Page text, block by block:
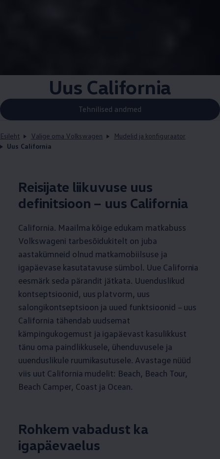
Uus California
Tehnilised andmed
Esileht Valige oma Volkswagen
Mudelid ja konfiguraator
Uus California
Reisijate liikuvuse uus
definitsioon – uus California
California. Maailma kõige edukam matkabuss
Volkswageni tarbesõidukitelt on juba
aastakümneid olnud matkamobiilsuse ja
igapäevase kasutatavuse sümbol. Uue California
eesmärk seda pärandit jätkata. Uuenduslikud
kontseptsioonid, uus platvorm, uus
salongikontseptsioon ja uued funktsioonid – uus
California tähendab uudsemat
kämpingukogemust ja igapäevast kasulikkust
tänu oma paindlikkusele, ühenduvusele ja
uuenduslikule ruumikasutusele. Avastage nüüd
viis uut California mudelit: Beach, Beach Tour,
Beach Camper, Coast ja Ocean.
Rohkem vabadust ka
igapäevaelus